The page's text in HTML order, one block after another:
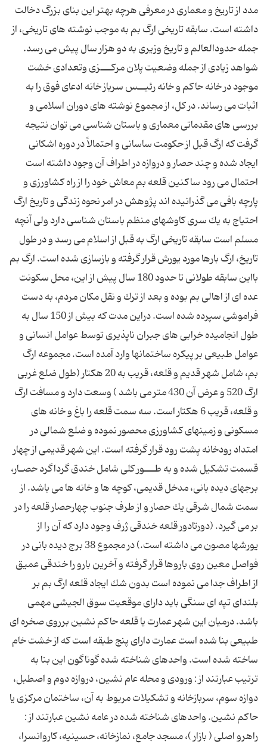
مدد از تاریخ و معماری در معرفی هرچه بهتر این بنای بزرگ دخالت
داشته است. سابقه تاریخی ارگ بم به موجب نوشته های تاریخی، از
جمله حدودالعالم و تاریخ وزیری به دو هزار سال پیش می رسد.
شواهد زیادی از جمله وضعیت پلان مركـــزی وتعدادی خشت
موجود در خانه حاكم و خانه رئیــس سرباز خانه ادعای فوق را به
اثبات می رساند. در كل، از مجموع نوشته های دوران اسلامی و
بررسی های مقدماتی معماری و باستان شناسی می توان نتیجه
گرفت كه ارگ قبل از حكومت ساسانی و احتمالاً در دوره اشكانی
ایجاد شده و چند حصار و دروازه در اطراف آن وجود داشته است
احتمال می رود ساكنین قلعه بم معاش خود را از راه كشاورزی و
پارچه بافی می گذرانیده اند پژوهش در امر نحوه زندگی و تاریخ ارگ
احتیاج به یك سری كاوشهای منظم باستان شناسی دارد ولی آنچه
مسلم است سابقه تاریخی ارگ به قبل از اسلام می رسد و در طول
تاریخ، ارگ بارها مورد یورش قرار گرفته و بازسازی شده است. ارگ بم
بااین سابقه طولانی تا حدود 180 سال پیش از این، محل سكونت
عده ای از اهالی بم بوده و بعد از ترك و نقل مكان مردم، به دست
فراموشی سپرده شده است. دراین مدت كه بیش از 150 سال به
طول انجامیده خرابی های جبران ناپذیری توسط عوامل انسانی و
عوامل طبیعی بر پیكره ساختمانها وارد آمده است. مجموعه ارگ
بم، شامل شهر قدیم و قلعه، قریب به 20 هكتار (طول ضلع غربی
ارگ 520 و عرض آن 430 متر می باشد ) وسعت دارد و مسافت ارگ
و قلعه، قریب 6 هكتار است. سه سمت قلعه را باغ و خانه های
مسكونی و زمینهای كشاورزی محصور نموده و ضلع شمالی در
امتداد رودخانه پشت رود قرار گرفته است. این شهر قدیمی از چهار
قسمت تشكیل شده و به طـــور كلی شامل خندق گرداگرد حصـار،
برجهای دیده بانی، مدخل قدیمی، كوچه ها و خانه ها می باشد. از
سمت شمال شرقی یك حصار و از طرف جنوب چهارحصار قلعه را در
بر می گیرد. (دورتادور قلعه خندقی ژرف وجود دارد كه آن را از
یورشها مصون می داشته است.) در مجموع 38 برج دیده بانی در
فواصل معین روی باروها قرار گرفته و آخرین بارو را خندقی عمیق
از اطراف جدا می نموده است بدون شك ایجاد قلعه ارگ بم بر
بلندای تپه ای سنگی باید دارای موقعیت سوق الجیشی مهمی
باشد. درمیان این شهر عمارت یا قلعه حاكم نشین برروی صخره ای
طبیعی بنا شده است عمارت دارای پنج طبقه است كه از خشت خام
ساخته شده است. واحدهای شناخته شده گوناگون این بنا به
ترتیب عبارتند از : ورودی و محله عام نشین، دروازه دوم و اصطبل،
دوازه سوم، سربازخانه و تشكیلات مربوط به آن، ساختمان مركزی یا
حاكم نشین. واحدهای شناخته شده در عامه نشین عبارتند از :
راهرو اصلی ( بازار )، مسجد جامع، نمازخانه، حسینیه، كاروانسرا،